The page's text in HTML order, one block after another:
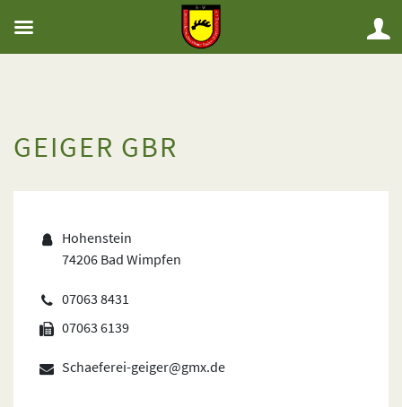
GEIGER GBR
Hohenstein
74206 Bad Wimpfen
07063 8431
07063 6139
Schaeferei-geiger@gmx.de